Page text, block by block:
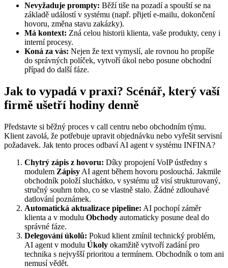
Nevyžaduje prompty: Běží tiše na pozadí a spouští se na
základě událostí v systému (např. přijetí e-mailu, dokončení
hovoru, změna stavu zakázky).
Má kontext: Zná celou historii klienta, vaše produkty, ceny i
interní procesy.
Koná za vás: Nejen že text vymyslí, ale rovnou ho propíše
do správných políček, vytvoří úkol nebo posune obchodní
případ do další fáze.
Jak to vypadá v praxi? Scénář, který vaší
firmě ušetří hodiny denně
Představte si běžný proces v call centru nebo obchodním týmu.
Klient zavolá, že potřebuje upravit objednávku nebo vyřešit servisní
požadavek. Jak tento proces odbaví AI agent v systému INFINA?
Chytrý zápis z hovoru: Díky propojení VoIP ústředny s
modulem Zápisy AI agent během hovoru poslouchá. Jakmile
obchodník položí sluchátko, v systému už visí strukturovaný,
stručný souhrn toho, co se vlastně stalo. Žádné zdlouhavé
datlování poznámek.
Automatická aktualizace pipeline: AI pochopí záměr
klienta a v modulu Obchody automaticky posune deal do
správné fáze.
Delegování úkolů: Pokud klient zmínil technický problém,
AI agent v modulu Úkoly okamžitě vytvoří zadání pro
technika s nejvyšší prioritou a termínem. Obchodník o tom ani
nemusí vědět.